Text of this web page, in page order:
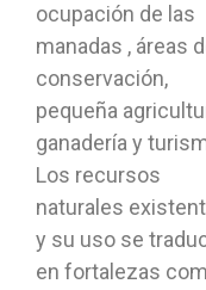
ocupación de las
manadas , áreas
conservación,
pequeña
ganadería y
Los recursos
naturales
y su uso se
en fortalezas